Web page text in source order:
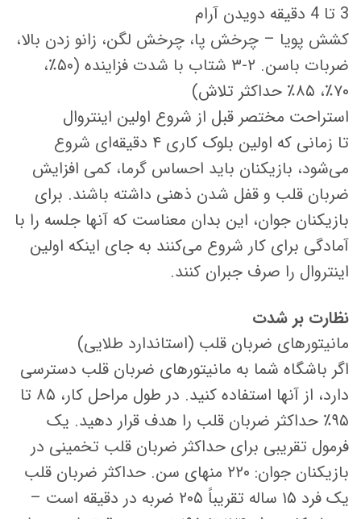
3 تا 4 دقیقه دویدن آرام
کشش پویا – چرخش پا، چرخش لگن، زانو زدن بالا،
ضربات باسن. ۲-۳ شتاب با شدت فزاینده (۵۰٪،
۷۰٪، ۸۵٪ حداکثر تلاش)
استراحت مختصر قبل از شروع اولین اینتروال
تا زمانی که اولین بلوک کاری ۴ دقیقه‌ای شروع
می‌شود، بازیکنان باید احساس گرما، کمی افزایش
ضربان قلب و قفل شدن ذهنی داشته باشند. برای
بازیکنان جوان، این بدان معناست که آنها جلسه را با
آمادگی برای کار شروع می‌کنند به جای اینکه اولین
اینتروال را صرف جبران کنند.
نظارت بر شدت
مانیتورهای ضربان قلب (استاندارد طلایی)
اگر باشگاه شما به مانیتورهای ضربان قلب دسترسی
دارد، از آنها استفاده کنید. در طول مراحل کار، ۸۵ تا
۹۵٪ حداکثر ضربان قلب را هدف قرار دهید. یک
فرمول تقریبی برای حداکثر ضربان قلب تخمینی در
بازیکنان جوان: ۲۲۰ منهای سن. حداکثر ضربان قلب
یک فرد ۱۵ ساله تقریباً ۲۰۵ ضربه در دقیقه است –